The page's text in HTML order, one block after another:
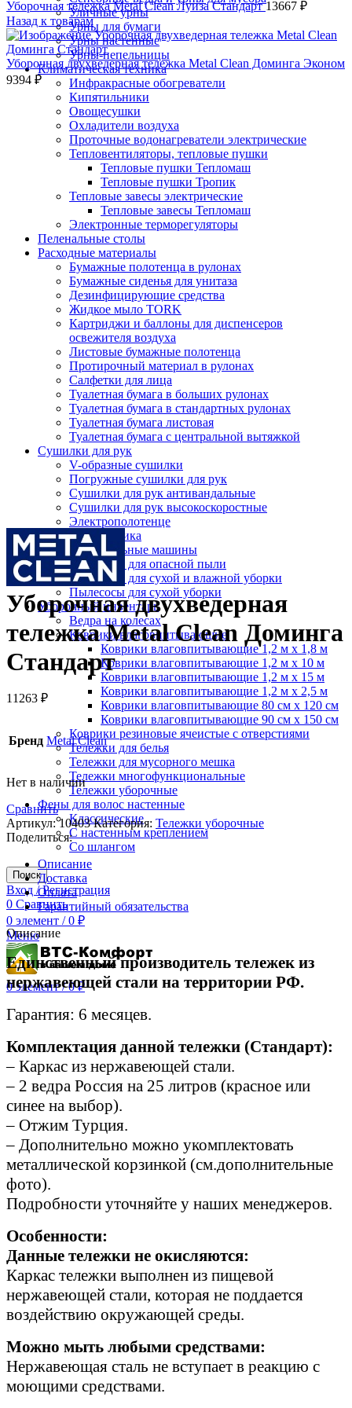
Уличные урны
Урны для бумаги
Урны настенные
Урны-пепельницы
Климатическая техника
Инфракрасные обогреватели
Кипятильники
Овощесушки
Охладители воздуха
Проточные водонагреватели электрические
Тепловентиляторы, тепловые пушки
Тепловые пушки Тепломаш
Тепловые пушки Тропик
Тепловые завесы электрические
Тепловые завесы Тепломаш
Электронные терморегуляторы
Пеленальные столы
Расходные материалы
Бумажные полотенца в рулонах
Бумажные сиденья для унитаза
Дезинфицирующие средства
Жидкое мыло TORK
Картриджи и баллоны для диспенсеров
освежителя воздуха
Листовые бумажные полотенца
Протирочный материал в рулонах
Салфетки для лица
Туалетная бумага в больших рулонах
Туалетная бумага в стандартных рулонах
Туалетная бумага листовая
Туалетная бумага с центральной вытяжкой
Сушилки для рук
V-образные сушилки
Погружные сушилки для рук
Сушилки для рук антивандальные
Сушилки для рук высокоскоростные
Электрополотенце
Уборочная техника
Подметальные машины
Пылесосы для опасной пыли
Пылесосы для сухой и влажной уборки
Пылесосы для сухой уборки
Уборочный инвентарь
Ведра на колесах
Коврики влаговпитывающие
Коврики влаговпитывающие 1,2 м х 1,8 м
Коврики влаговпитывающие 1,2 м х 10 м
Коврики влаговпитывающие 1,2 м х 15 м
Коврики влаговпитывающие 1,2 м х 2,5 м
Коврики влаговпитывающие 80 см х 120 см
Коврики влаговпитывающие 90 см х 150 см
Коврики резиновые ячеистые с отверстиями
Тележки для белья
Тележки для мусорного мешка
Тележки многофункциональные
Тележки уборочные
Фены для волос настенные
Классические
С настенным креплением
Со шлангом
Поиск
Вход / Регистрация
0 Сравнить
0 элемент / 0 ₽
Меню
0элемент / 0₽
Уборочная тележка Metal Clean Луиза Стандарт13667 ₽
Назад к товарам
Уборочная двухведерная тележка Metal Clean Доминга Эконом
9394 ₽
Нажмите, чтобы увеличить
Уборочная двухведерная
тележка Metal Clean Доминга
Стандарт
11263 ₽
Бренд Metal Clean
Нет в наличии
Сравнить
Артикул:10403Категория: Тележки уборочные
Поделиться:
Описание
Доставка
Оплата
Гарантийный обязательства
Описание
Единственный производитель тележек из
нержавеющей стали на территории РФ.
Гарантия: 6 месяцев.
Комплектация данной тележки (Стандарт):
– Каркас из нержавеющей стали.
– 2 ведра Россия на 25 литров (красное или
синее на выбор).
– Отжим Турция.
– Дополнительно можно укомплектовать
металлической корзинкой (см.дополнительные
фото).
Подробности уточняйте у наших менеджеров.
Особенности:
Данные тележки не окисляются:
Каркас тележки выполнен из пищевой
нержавеющей стали, которая не поддается
воздействию окружающей среды.
Можно мыть любыми средствами:
Нержавеющая сталь не вступает в реакцию с
моющими средствами.